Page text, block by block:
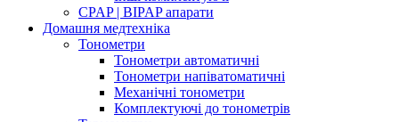
CPAP | BIPAP апарати
Домашня медтехніка
Тонометри
Тонометри автоматичні
Тонометри напіватоматичні
Механічні тонометри
Комплектуючі до тонометрів